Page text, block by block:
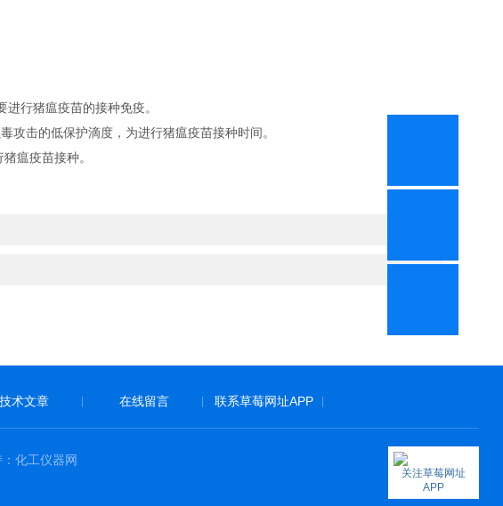
行猪瘟疫苗的接种免疫。
击的低保护滴度，为进行猪瘟疫苗接种时间。
瘟疫苗接种。
技术文章 在线留言 联系草莓网址APP
化工仪器网
关注草莓网址
APP